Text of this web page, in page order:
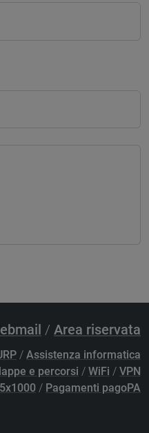
/ Area riservata
/ Assistenza informatica
e percorsi / WiFi / VPN
5x1000 / Pagamenti pagoPA